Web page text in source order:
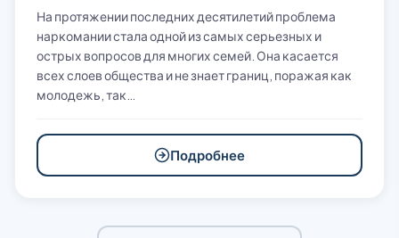
На протяжении последних десятилетий проблема
наркомании стала одной из самых серьезных и
острых вопросов для многих семей. Она касается
всех слоев общества и не знает границ, поражая как
молодежь, так…
Подробнее